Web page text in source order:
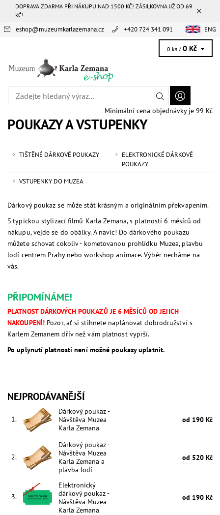
DOPRAVA ZDARMA PŘI NÁKUPU NAD 1500 KČ! ZÁSILKOVNA JIŽ OD 69
KČ!
+420 724 341 091
eshop@muzeumkarlazemana.cz ENG
0 ks / 0 Kč
Minimální cena objednávky je 99 Kč
POUKAZY A VSTUPENKY
TIŠTĚNÉ DÁRKOVÉ POUKAZY
ELEKTRONICKÉ DÁRKOVÉ
POUKAZY
VSTUPENKY DO MUZEA
Dárkový poukaz se může stát krásným a originálním překvapením.
S typickou stylizací filmů Karla Zemana, s platností 6 měsíců od
nákupu, vejde se do obálky. A navíc! Do dárkového poukazu
můžete schovat cokoliv - kometovanou prohlídku Muzea, plavbu
lodí centrem Prahy nebo workshop animace. Výběr necháme na
vás.
PŘIPOMÍNÁME!
PLATNOST DÁRKOVÝCH POUKAZŮ JE 6 MĚSÍCŮ OD JEJICH
NAKOUPENÍ! Pozor, ať si stihnete naplánovat dobrodružství s
Karlem Zemanem dřív než vám platnost vyprší.
Po uplynutí platnosti není možné poukazy uplatnit.
NEJPRODÁVANĚJŠÍ
1.
Dárkový poukaz -
Návštěva Muzea
Karla Zemana
od 190 Kč
2.
Dárkový poukaz -
Návštěva Muzea
Karla Zemana a
plavba lodí
od 520 Kč
3.
Elektronický
dárkový poukaz -
Návštěva Muzea
Karla Zemana
od 190 Kč